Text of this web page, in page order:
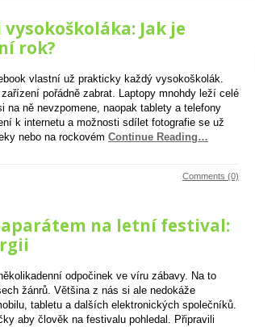
Jak je
rok?
vlastní už prakticky každý vysokoškolák.
pořádně zabrat. Laptopy mnohdy leží celé
na ně nevzpomene, naopak tablety a telefony
k internetu a možnosti sdílet fotografie se už
nebo na rockovém Continue Reading…
Comments (0)
na letní festival:
odpočinek ve víru zábavy. Na to
žánrů. Většina z nás si ale nedokáže
tabletu a dalších elektronických společníků.
aby člověk na festivalu pohledal. Připravili